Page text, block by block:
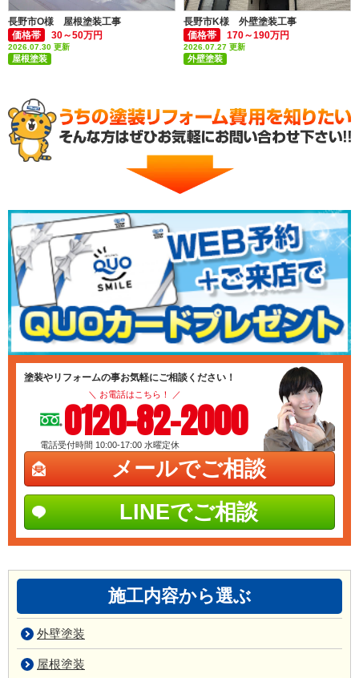
長野市O様 屋根塗装工事
価格帯
30～50万円
2026.07.30 更新
屋根塗装
長野市K様 外壁塗装工事
価格帯
170～190万円
2026.07.27 更新
外壁塗装
塗装やリフォームの事お気軽にご相談ください！
＼ お電話はこちら！ ／
0120-82-2000
電話受付時間 10:00-17:00 水曜定休
メールでご相談
LINEでご相談
施工内容から選ぶ
外壁塗装
屋根塗装